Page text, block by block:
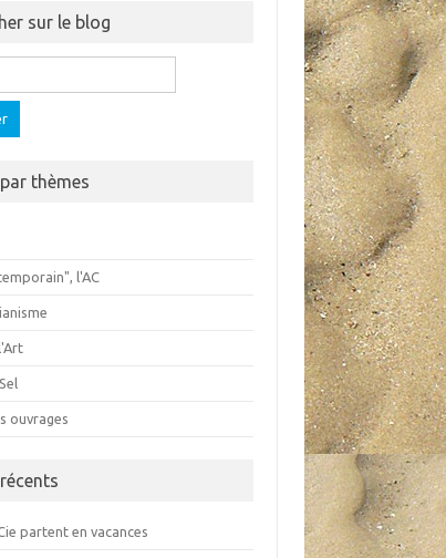
sur le blog
thèmes
l'AC
ouvrages
partent en vacances